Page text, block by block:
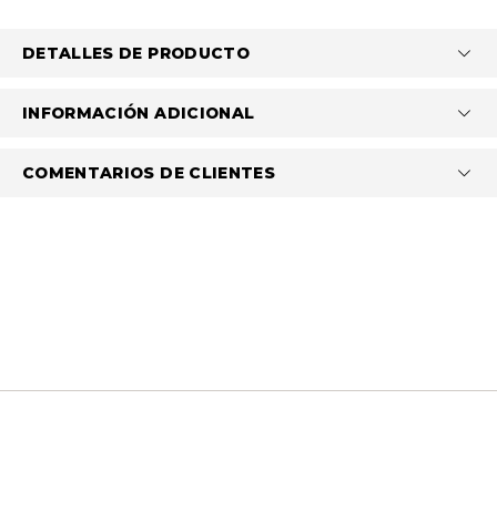
DETALLES DE PRODUCTO
INFORMACIÓN ADICIONAL
COMENTARIOS DE CLIENTES